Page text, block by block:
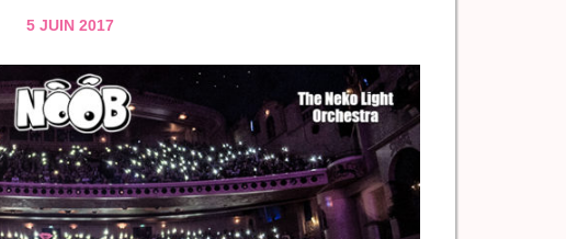
5 JUIN 2017